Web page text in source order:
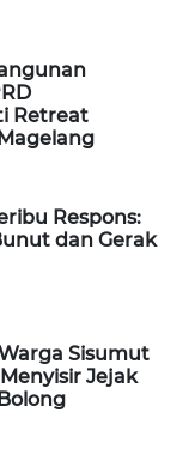
Retreat
Respons:
dan Gerak
Sisumut
Jejak